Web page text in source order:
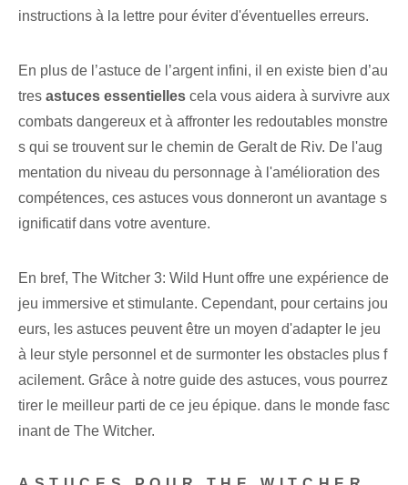
instructions ⁢à la lettre pour éviter d'éventuelles ⁤erreurs.
En plus de l’astuce de l’argent infini, il en existe bien d’au
tres astuces essentielles cela vous aidera à survivre aux
combats dangereux et à affronter les redoutables monstre
s qui se trouvent sur le chemin de Geralt de Riv. De l'aug
mentation du niveau du personnage à l'amélioration des
compétences, ces astuces vous donneront un avantage s
ignificatif dans votre aventure.
En bref, ‌The‌ Witcher 3: Wild ⁤Hunt offre une expérience de
jeu immersive et stimulante. Cependant, pour certains jou
eurs, les astuces peuvent être un moyen d'adapter le jeu
à leur style personnel et de surmonter les obstacles plus f
acilement. Grâce à notre guide des astuces, vous pourrez
tirer le meilleur parti de ce jeu épique. dans le monde fasc
inant de The⁤ Witcher.